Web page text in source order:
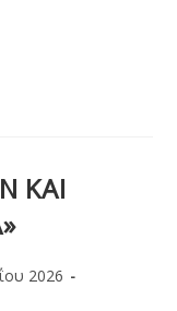
ΚΑΙ
2026